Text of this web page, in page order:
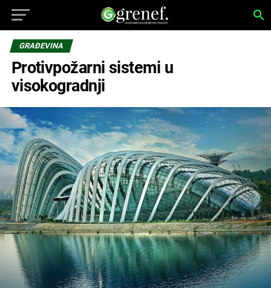
GRAĐEVINA
Protivpožarni sistemi u
visokogradnji